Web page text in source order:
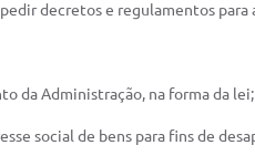
decretos e regulamentos para
da Administração, na forma da lei;
social de bens para fins de